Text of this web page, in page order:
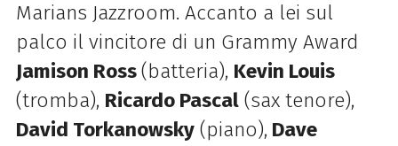
Marians Jazzroom. Accanto a lei sul
palco il vincitore di un Grammy Award
Jamison Ross(batteria), Kevin Louis
(tromba), Ricardo Pascal(sax tenore),
David Torkanowsky(piano), Dave